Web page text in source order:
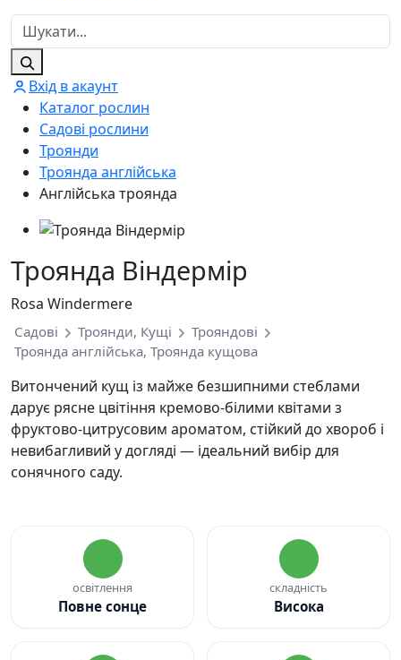
Вхід в акаунт
Каталог рослин
Садові рослини
Троянди
Троянда англійська
Англійська троянда
Троянда Віндермір
Rosa Windermere
Садові Троянди, Кущі
Трояндові
Троянда англійська, Троянда кущова
Витончений кущ із майже безшипними стеблами
дарує рясне цвітіння кремово-білими квітами з
фруктово-цитрусовим ароматом, стійкий до хвороб і
невибагливий у догляді — ідеальний вибір для
сонячного саду.
освітлення
Повне сонце
складність
Висока